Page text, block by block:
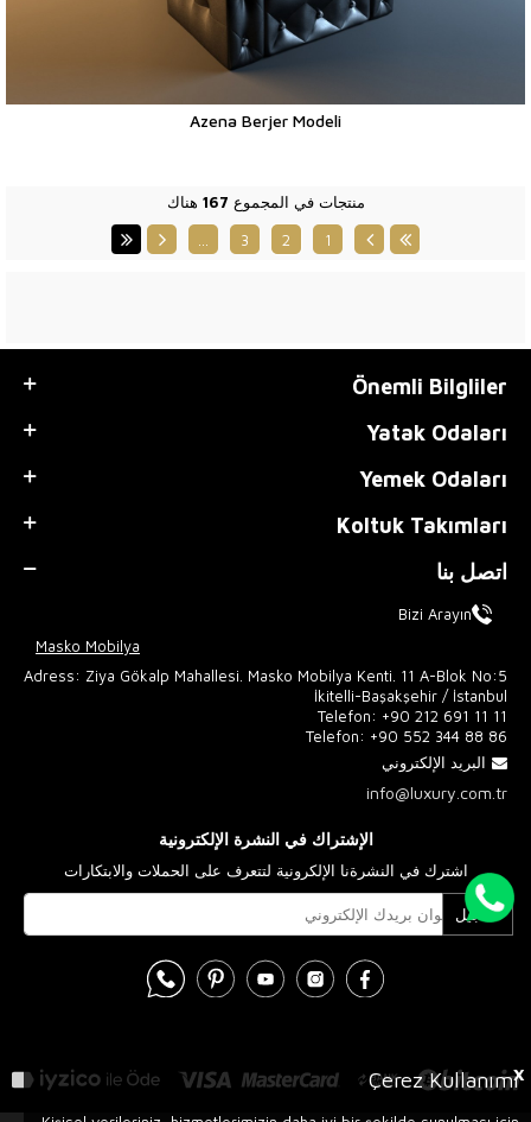
X
Çerez Kullanımı
Azena Berjer Modeli
منتجات في المجموع 167 هناك
1
2
3
Önemli Bilgliler
Yatak Odaları
Yemek Odaları
Koltuk Takımları
اتصل بنا
Bizi Arayın
Masko Mobilya
Adress: Ziya Gökalp Mahallesi. Masko Mobilya Kenti. 11 A-Blok No:5
İkitelli-Başakşehir / İstanbul
Telefon: +90 212 691 11 11
Telefon: +90 552 344 88 86
البريد الإلكتروني
info@luxury.com.tr
الإشتراك في النشرة الإلكترونية
اشترك في النشرةنا الإلكرونية لتتعرف على الحملات والابتكارات
تسجيل